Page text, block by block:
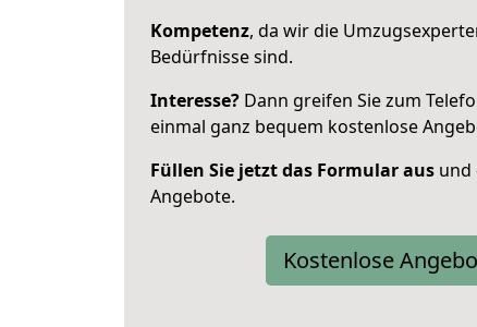
Kompetenz, da wir die
Bedürfnisse sind.
Interesse? Dann greifen Sie zum
einmal ganz bequem kostenlose
Füllen Sie jetzt das Formular aus und
Angebote.
Kostenlose